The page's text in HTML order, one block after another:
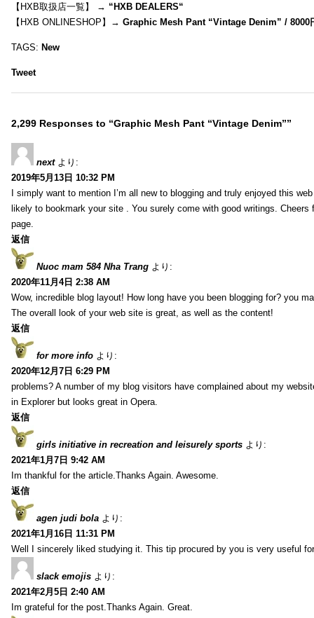
【HXB取扱店一覧】 → “HXB DEALERS“
【HXB ONLINESHOP】→ Graphic Mesh Pant “Vintage Denim” / 8000
TAGS: New
Tweet
2,299 Responses to “Graphic Mesh Pant “Vintage Denim””
next より:
2019年5月13日 10:32 PM
I simply want to mention I’m all new to blogging and truly enjoyed this
likely to bookmark your site . You surely come with good writings. Cheers
page.
返信
Nuoc mam 584 Nha Trang より:
2020年11月4日 2:38 AM
Wow, incredible blog layout! How long have you been blogging for? you
The overall look of your web site is great, as well as the content!
返信
for more info より:
2020年12月7日 6:29 PM
problems? A number of my blog visitors have complained about my
in Explorer but looks great in Opera.
返信
girls initiative in recreation and leisurely sports より:
2021年1月7日 9:42 AM
Im thankful for the article.Thanks Again. Awesome.
返信
agen judi bola より:
2021年1月16日 11:31 PM
Well I sincerely liked studying it. This tip procured by you is very useful
slack emojis より:
2021年2月5日 2:40 AM
Im grateful for the post.Thanks Again. Great.